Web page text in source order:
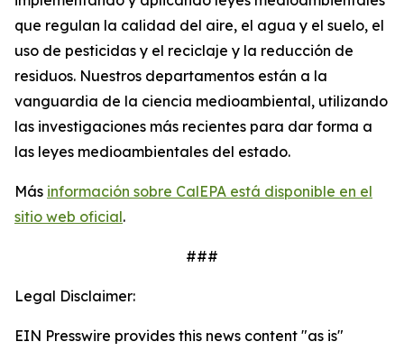
que regulan la calidad del aire, el agua y el suelo, el
uso de pesticidas y el reciclaje y la reducción de
residuos. Nuestros departamentos están a la
vanguardia de la ciencia medioambiental, utilizando
las investigaciones más recientes para dar forma a
las leyes medioambientales del estado.
Más información sobre CalEPA está disponible en el
sitio web oficial.
###
Legal Disclaimer:
EIN Presswire provides this news content "as is"